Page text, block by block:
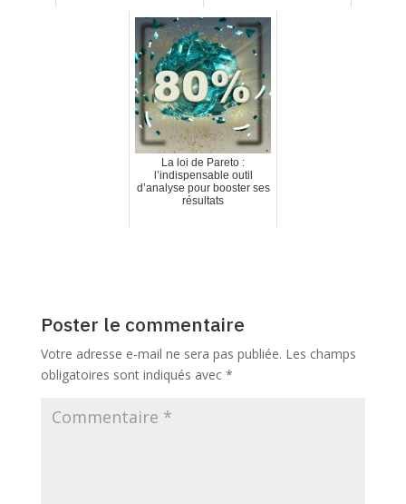
La loi de Pareto :
l’indispensable outil
d’analyse pour booster ses
résultats
Poster le commentaire
Votre adresse e-mail ne sera pas publiée. Les champs
obligatoires sont indiqués avec *